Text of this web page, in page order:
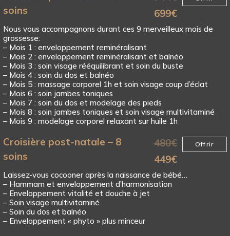
soins
699€
Nous vous accompagnons durant ces 9 merveilleux mois de
grossesse:
– Mois 1 : enveloppement reminéralisant
– Mois 2 : enveloppement reminéralisant et balnéo
– Mois 3 : soin visage rééquilibrant et soin du buste
– Mois 4 : soin du dos et balnéo
– Mois 5 : massage corporel 1h et soin visage coup d’éclat
– Mois 6 : soin jambes toniques
– Mois 7 : soin du dos et modelage des pieds
– Mois 8 : soin jambes toniques et soin visage multivitaminé
– Mois 9 : modelage corporel relaxant sur huile 1h
Croisière post-natale – 8
soins
480€
449€
Offrir
Laissez-vous cocooner après la naissance de bébé…
– Hammam et enveloppement d’harmonisation
– Enveloppement vitalité et douche à jet
– Soin visage multivitaminé
– Soin du dos et balnéo
– Enveloppement « phyto » plus minceur